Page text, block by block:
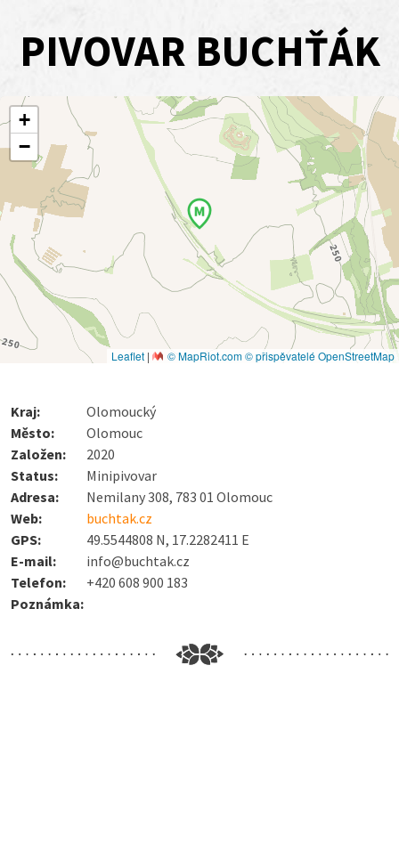
PIVOVAR BUCHŤÁK
+
−
Leaflet | © MapRiot.com© přispěvatelé OpenStreetMap
Kraj:
Olomoucký
Město:
Olomouc
Založen:
2020
Status:
Minipivovar
Adresa:
Nemilany 308, 783 01 Olomouc
Web:
buchtak.cz
GPS:
49.5544808 N, 17.2282411 E
E-mail:
info@buchtak.cz
Telefon:
+420 608 900 183
Poznámka: